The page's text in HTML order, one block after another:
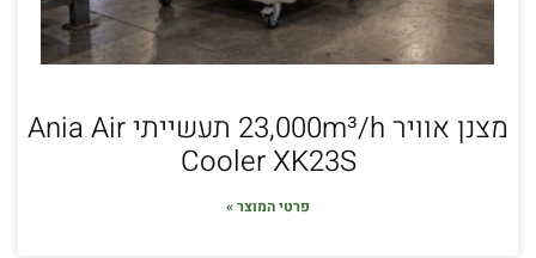
מצנן אוויר 23,000m³/h תעשייתי Ania Air
Cooler XK23S
פרטי המוצר »